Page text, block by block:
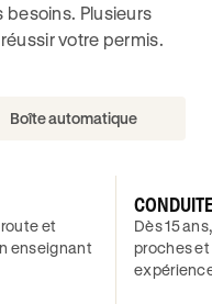
Plusieurs
votre permis.
Boîte automatique
et
enseignant
Dès 15
proches